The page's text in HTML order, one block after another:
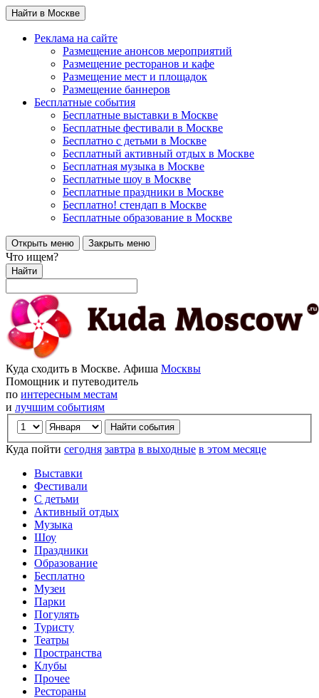
Найти в Москве
Реклама на сайте
Размещение анонсов мероприятий
Размещение ресторанов и кафе
Размещение мест и площадок
Размещение баннеров
Бесплатные события
Бесплатные выставки в Москве
Бесплатные фестивали в Москве
Бесплатно с детьми в Москве
Бесплатный активный отдых в Москве
Бесплатная музыка в Москве
Бесплатные шоу в Москве
Бесплатные праздники в Москве
Бесплатно! стендап в Москве
Бесплатные образование в Москве
Открыть меню Закрыть меню
Что ищем?
Найти
Куда сходить в Москве. Афиша Москвы
Помощник и путеводитель
по интересным местам
и лучшим событиям
Куда пойти сегодня завтра в выходные в этом месяце
Выставки
Фестивали
С детьми
Активный отдых
Музыка
Шоу
Праздники
Образование
Бесплатно
Музеи
Парки
Погулять
Туристу
Театры
Пространства
Клубы
Прочее
Рестораны